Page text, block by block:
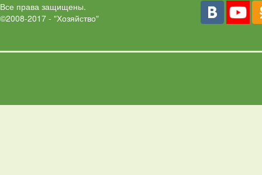
Все права защищены.
©2008-2017 - "Хозяйство"